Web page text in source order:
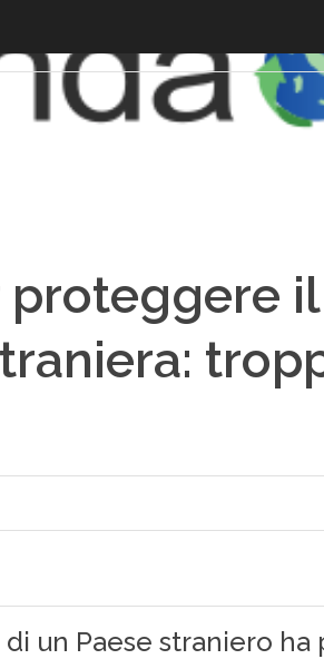
un Paese straniero